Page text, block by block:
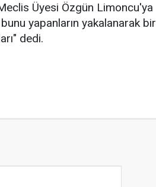
Üyesi Özgün Limoncu'ya
yapanların yakalanarak bir
dedi.